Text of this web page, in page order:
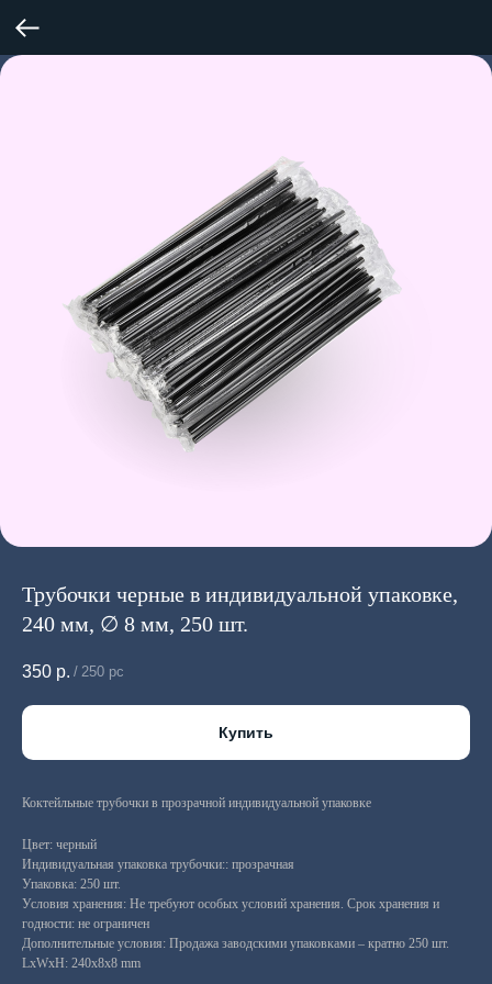
Трубочки черные в индивидуальной упаковке,
240 мм, ∅ 8 мм, 250 шт.
350 р. / 250 pc
Купить
Коктейльные трубочки в прозрачной индивидуальной упаковке
Цвет: черный
Индивидуальная упаковка трубочки:: прозрачная
Упаковка: 250 шт.
Условия хранения: Не требуют особых условий хранения. Срок хранения и
годности: не ограничен
Дополнительные условия: Продажа заводскими упаковками – кратно 250 шт.
LxWxH: 240x8x8 mm